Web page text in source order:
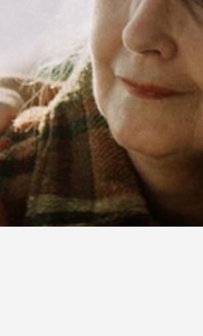
Site internet
films à laquelle s’ajouteront à court et
de salles, de réalité virtuelle et de
au Québec.